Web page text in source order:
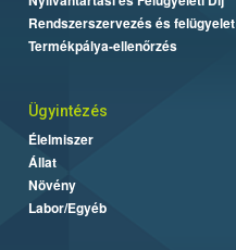
Rendszerszervezés és felügyelet
Termékpálya-ellenőrzés
Ügyintézés
Élelmiszer
Állat
Növény
Labor/Egyéb